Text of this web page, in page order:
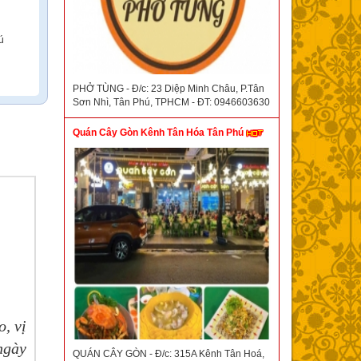
vị
PHỞ TÙNG - Đ/c: 23 Diệp Minh Châu, P.Tân
Sơn Nhì, Tân Phú, TPHCM - ĐT: 0946603630
Quán Cây Gòn Kênh Tân Hóa Tân Phú
QUÁN CÂY GÒN - Đ/c: 315A Kênh Tân Hoá,